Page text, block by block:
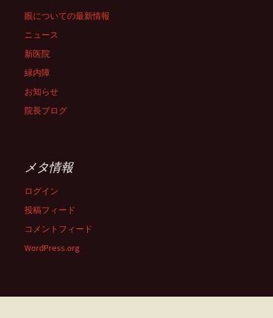
眼についての最新情報
ニュース
新医院
緑内障
お知らせ
院長ブログ
メタ情報
ログイン
投稿フィード
コメントフィード
WordPress.org